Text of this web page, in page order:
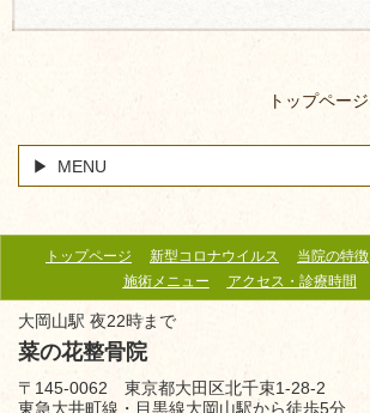
トップページ
MENU
トップページ 新型コロナウイルス 当院の特徴
施術メニュー
アクセス・診療時間
大岡山駅 夜22時まで
菜の花整骨院
〒145-0062 東京都大田区北千束1-28-2
東急大井町線・目黒線大岡山駅から徒歩5分